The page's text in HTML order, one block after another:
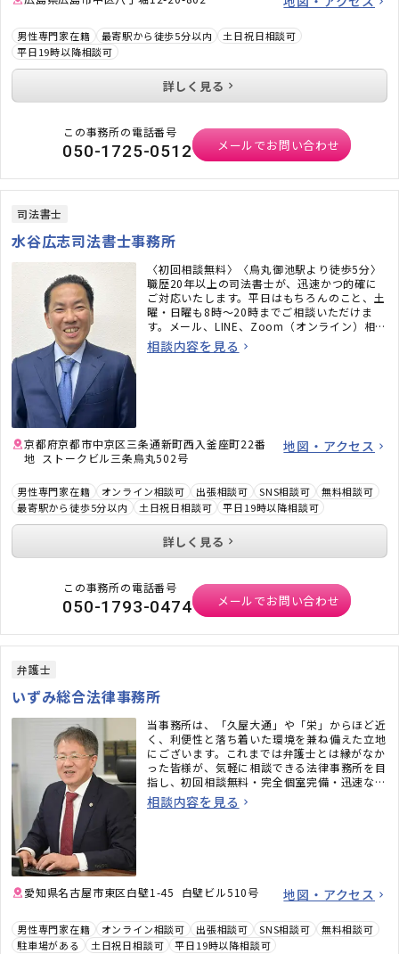
男性専門家在籍 最寄駅から徒歩5分以内
土日祝日相談可
平日19時以降相談可
詳しく見る
この事務所の電話番号
050-1725-0512 メールでお問い合わせ
司法書士
水谷広志司法書士事務所
〈初回相談無料〉〈烏丸御池駅より徒歩5分〉
職歴20年以上の司法書士が、迅速かつ的確に
ご対応いたします。平日はもちろんのこと、土
曜・日曜も8時〜20時までご相談いただけま
す。メール、LINE、Zoom（オンライン）相談
も承ります。必ず何かしらのアドバイスをさせ
ていただきますので、お気軽にご連絡くださ
相談内容を見る
京都府京都市中京区三条通新町西入釜座町22番
地 ストークビル三条烏丸502号
地図・アクセス
男性専門家在籍 オンライン相談可 出張相談可 SNS相談可
無料相談可
最寄駅から徒歩5分以内
土日祝日相談可 平日19時以降相談可
詳しく見る
この事務所の電話番号
050-1793-0474 メールでお問い合わせ
弁護士
いずみ総合法律事務所
当事務所は、「久屋大通」や「栄」からほど近
く、利便性と落ち着いた環境を兼ね備えた立地
にございます。これまでは弁護士とは縁がなか
った皆様が、気軽に相談できる法律事務所を目
指し、初回相談無料・完全個室完備・迅速なメ
ール対応など、相談しやすい環境も整えていま
す。「弁護士に相談するべきかわからない」と
相談内容を見る
愛知県名古屋市東区白壁1-45 白壁ビル510号 地図・アクセス
男性専門家在籍 オンライン相談可 出張相談可 SNS相談可
無料相談可
駐車場がある
土日祝日相談可 平日19時以降相談可